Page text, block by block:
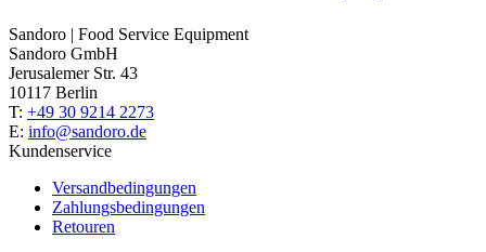
Sandoro | Food Service Equipment
Sandoro GmbH
Jerusalemer Str. 43
10117 Berlin
T: +49 30 9214 2273
E: info@sandoro.de
Kundenservice
Versandbedingungen
Zahlungsbedingungen
Retouren